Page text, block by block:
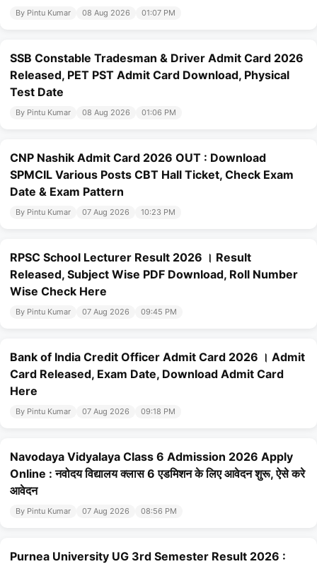
By Pintu Kumar 08 Aug 2026 01:07 PM
SSB Constable Tradesman & Driver Admit Card 2026
Released, PET PST Admit Card Download, Physical
Test Date
By Pintu Kumar 08 Aug 2026 01:06 PM
CNP Nashik Admit Card 2026 OUT : Download
SPMCIL Various Posts CBT Hall Ticket, Check Exam
Date & Exam Pattern
By Pintu Kumar 07 Aug 2026 10:23 PM
RPSC School Lecturer Result 2026 । Result
Released, Subject Wise PDF Download, Roll Number
Wise Check Here
By Pintu Kumar 07 Aug 2026 09:45 PM
Bank of India Credit Officer Admit Card 2026 । Admit
Card Released, Exam Date, Download Admit Card
Here
By Pintu Kumar 07 Aug 2026 09:18 PM
Navodaya Vidyalaya Class 6 Admission 2026 Apply
Online : नवोदय विद्यालय क्लास 6 एडमिशन के लिए आवेदन शुरू, ऐसे करे
आवेदन
By Pintu Kumar 07 Aug 2026 08:56 PM
Purnea University UG 3rd Semester Result 2026 :